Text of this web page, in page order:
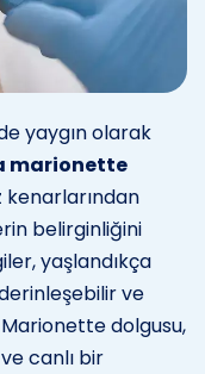
yaygın olarak
marionette
kenarlarından
belirginliğini
yaşlandıkça
ve
dolgusu,
canlı bir